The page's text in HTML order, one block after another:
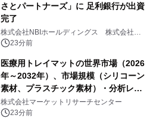
さとパートナーズ」に 足利銀行が出資
完了
株式会社NBIホールディングス 株式会社
PROSPER
23分前
医療用トレイマットの世界市場（2026
年～2032年）、市場規模（シリコーン
素材、プラスチック素材）・分析レポ
ートを発表
株式会社マーケットリサーチセンター
23分前